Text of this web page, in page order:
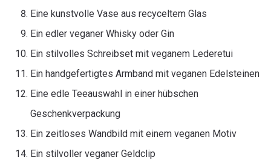
Eine kunstvolle Vase aus recyceltem Glas
Ein edler veganer Whisky oder Gin
Ein stilvolles Schreibset mit veganem Lederetui
Ein handgefertigtes Armband mit veganen Edelsteinen
Eine edle Teeauswahl in einer hübschen
Geschenkverpackung
Ein zeitloses Wandbild mit einem veganen Motiv
Ein stilvoller veganer Geldclip